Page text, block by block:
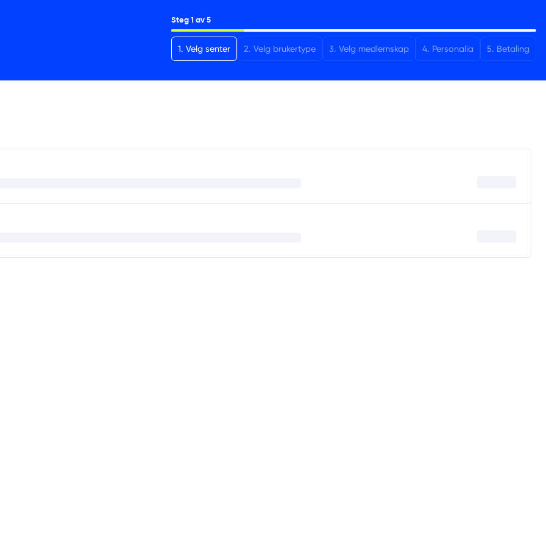
Steg 1 av 5
1. Velg senter 2. Velg brukertype 3. Velg medlemskap 4. Personalia 5. Betaling